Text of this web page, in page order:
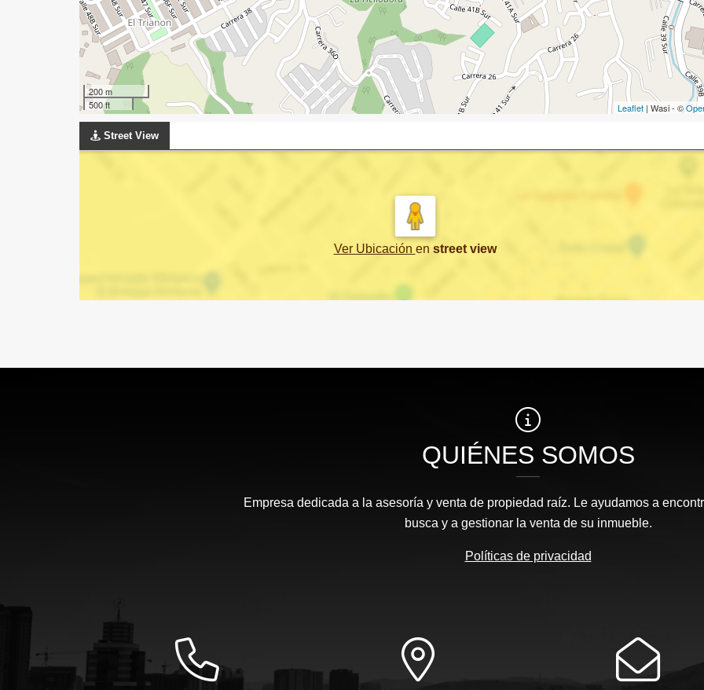
200 m
500 ft
Leaflet | Wasi - ©
Street View
Ver Ubicación en street view
QUIÉNES SOMOS
Empresa dedicada a la asesoría y venta de propiedad raíz. Le ayudamos a
busca y a gestionar la venta de su inmueble.
Políticas de privacidad